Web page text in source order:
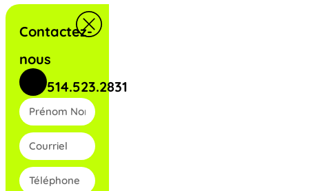
Contactez-
nous
514.523.2831